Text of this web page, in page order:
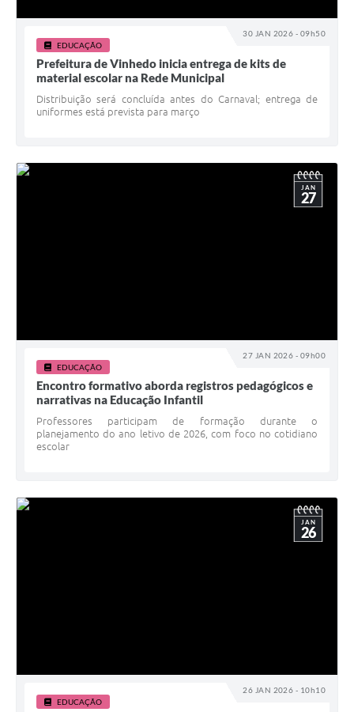
30 JAN 2026 - 09h50
EDUCAÇÃO
Prefeitura de Vinhedo inicia entrega de kits de
material escolar na Rede Municipal
Distribuição será concluída antes do Carnaval; entrega de
uniformes está prevista para março
27 JAN 2026 - 09h00
JAN
27
EDUCAÇÃO
Encontro formativo aborda registros pedagógicos e
narrativas na Educação Infantil
Professores participam de formação durante o
planejamento do ano letivo de 2026, com foco no cotidiano
escolar
26 JAN 2026 - 10h10
JAN
26
EDUCAÇÃO